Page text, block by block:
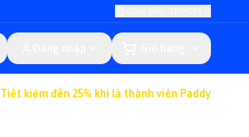
Tiết kiệm đến 25% khi là thành viên Paddy